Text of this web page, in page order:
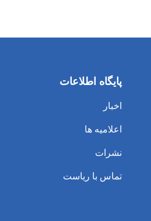
پایگاه اطلاعات
اخبار
اعلامیه ها
نشرات
تماس با ریاست